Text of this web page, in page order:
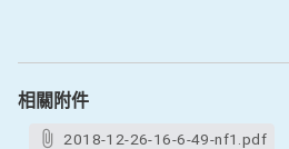
相關附件
2018-12-26-16-6-49-nf1.pdf